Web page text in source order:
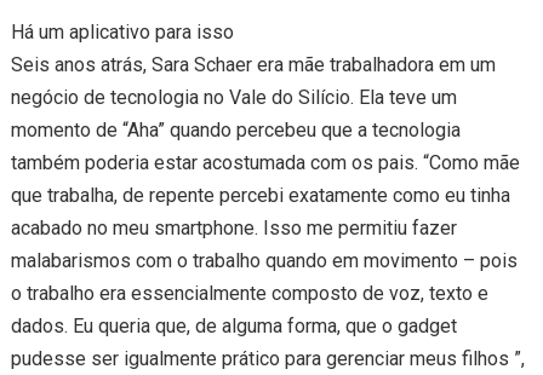
Há um aplicativo para isso
Seis anos atrás, Sara Schaer era mãe trabalhadora em um
negócio de tecnologia no Vale do Silício. Ela teve um
momento de “Aha” quando percebeu que a tecnologia
também poderia estar acostumada com os pais. “Como mãe
que trabalha, de repente percebi exatamente como eu tinha
acabado no meu smartphone. Isso me permitiu fazer
malabarismos com o trabalho quando em movimento – pois
o trabalho era essencialmente composto de voz, texto e
dados. Eu queria que, de alguma forma, que o gadget
pudesse ser igualmente prático para gerenciar meus filhos ”,